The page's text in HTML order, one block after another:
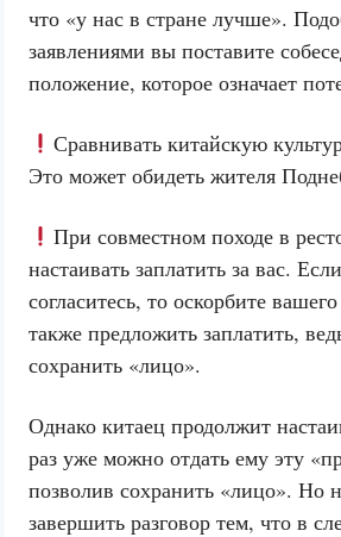
что «у нас в стране лучше».
заявлениями вы поставите
положение, которое означает
Сравнивать китайскую
Это может обидеть жителя
При совместном походе в
настаивать заплатить за вас.
согласитесь, то оскорбите
также предложить заплатить,
сохранить «лицо».
Однако китаец продолжит
раз уже можно отдать ему эту
позволив сохранить «лицо». Но
завершить разговор тем, что в